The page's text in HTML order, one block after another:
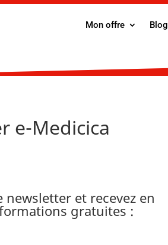
Mon offre Blog
e-Medicica
et recevez en
gratuites :